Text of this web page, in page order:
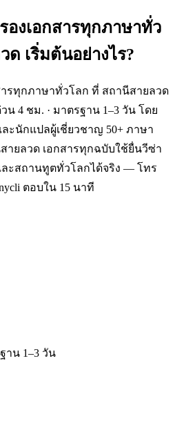
องเอกสารทุกภาษาทั่ว
เริ่มต้นอย่างไร?
รทุกภาษาทั่วโลก ที่ สถานีสายลวด
น 4 ชม. · มาตรฐาน 1–3 วัน โดย
ละนักแปลผู้เชี่ยวชาญ 50+ ภาษา
ายลวด เอกสารทุกฉบับใช้ยื่นวีซ่า
ละสถานทูตทั่วโลกได้จริง — โทร
ตอบใน 15 นาที
าน 1–3 วัน